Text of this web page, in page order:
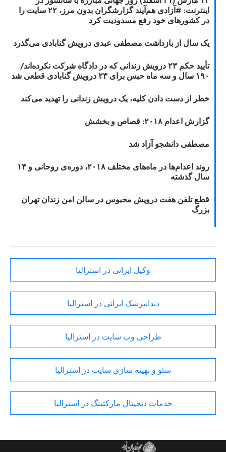
اینترنت: #آزادی هم‌آیند گزارشگران‌ بدون مرز، ۲۲ سایت را
در کشورهای خود رفع مسدودیت کرد
یک سال از بازداشت مصطفی عبدی درویش گنابادی می‌گذرد
تأیید حکم ۲۳ درویش زندانی که در دادگاه شرکت نکرده‌اند/
۱۹۰ سال و سه ماه حبس برای ۲۳ درویش گنابادی قطعی شد
خطر از دست دادن کلیه، یک درویش زندانی را تهدید می‌کند
گزارش اعدام ۲۰۱۸: قصاص و بخشش
مصطفی دانشجو آزاد شد
روند اعدام‌ها در ماه‌های مختلف ۲۰۱۸، دوره‌ی روحانی و ۱۴
سال گذشته
قطع تلفن هفت درویش محبوس در سالن امن زندان تهران
بزرگ
وکیل ایرانی در استرالیا
دندانپزشک ایرانی در استرالیا
طراحی وب سایت در استرالیا
سئو و بهینه سازی سایت در استرالیا
خدمات دیجیتال مارکتینگ در استرالیا